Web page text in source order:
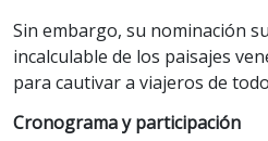
Sin embargo, su nominación
incalculable de los paisajes
para cautivar a viajeros de
Cronograma y participación